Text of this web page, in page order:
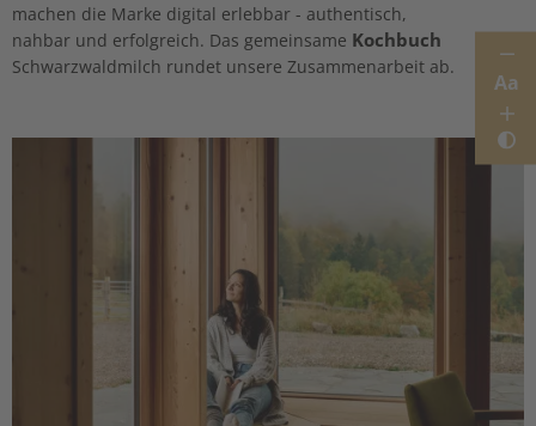
Aa
machen die Marke digital erlebbar - authentisch,
nahbar und erfolgreich. Das gemeinsame Kochbuch
Schwarzwaldmilch rundet unsere Zusammenarbeit ab.